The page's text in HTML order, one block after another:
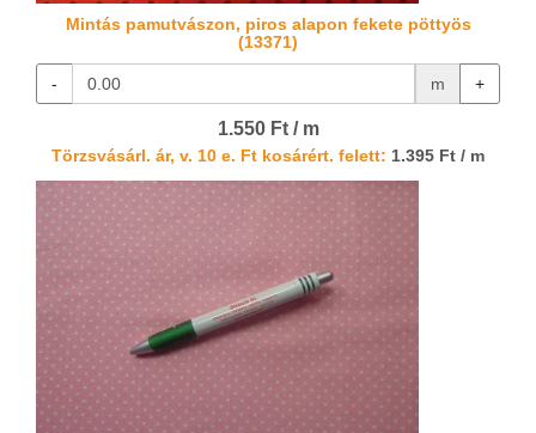
Mintás pamutvászon, piros alapon fekete pöttyös
(13371)
- m +
1.550 Ft / m
Törzsvásárl. ár, v. 10 e. Ft kosárért. felett: 1.395 Ft / m